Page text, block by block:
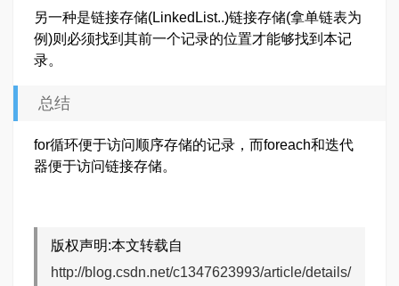
另一种是链接存储(LinkedList..)链接存储(拿单链表为
例)则必须找到其前一个记录的位置才能够找到本记
录。
总结
for循环便于访问顺序存储的记录，而foreach和迭代
器便于访问链接存储。
版权声明:本文转载自
http://blog.csdn.net/c1347623993/article/details/